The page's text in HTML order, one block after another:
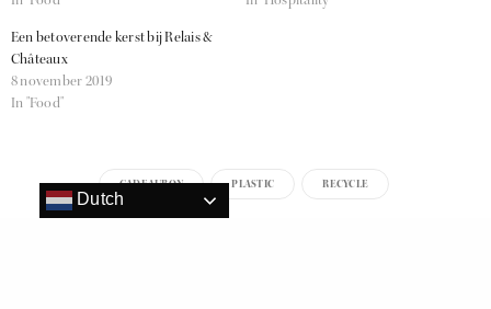
Een betoverende kerst bij Relais &
Châteaux
8 november 2019
In "Food"
CADEAUBON PLASTIC RECYCLE
Dutch